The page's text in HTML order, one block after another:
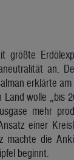
größte
an.
erklärte
wolle „bis
mehr
einer
machte die
beginnt.